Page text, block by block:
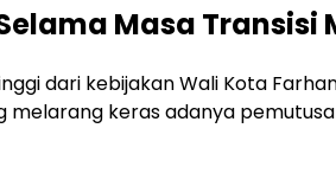
Masa Transisi
dari kebijakan Wali Kota
keras adanya